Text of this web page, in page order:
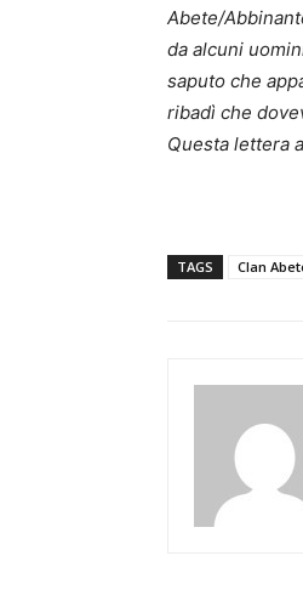
Abete/
da alcuni
saputo che
ribadì che
Questa lettera
TAGS Clan